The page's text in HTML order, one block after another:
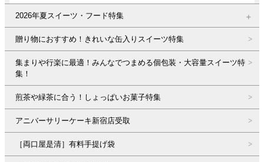
2026年夏スイーツ・フード特集
贈り物におすすめ！きれいな缶入りスイーツ特集
集まりや行楽に最適！みんなでつまめる個包装・大容量スイーツ特
集！
煎茶や緑茶に合う！しょっぱいお菓子特集
アニバーサリーケーキ新宿店受取
［両口屋是清］有料手提げ袋